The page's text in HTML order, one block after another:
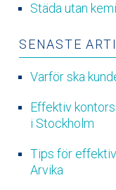
Städa utan
SENASTE
Varför ska
Effektiv
i Stockholm
Tips för
Arvika